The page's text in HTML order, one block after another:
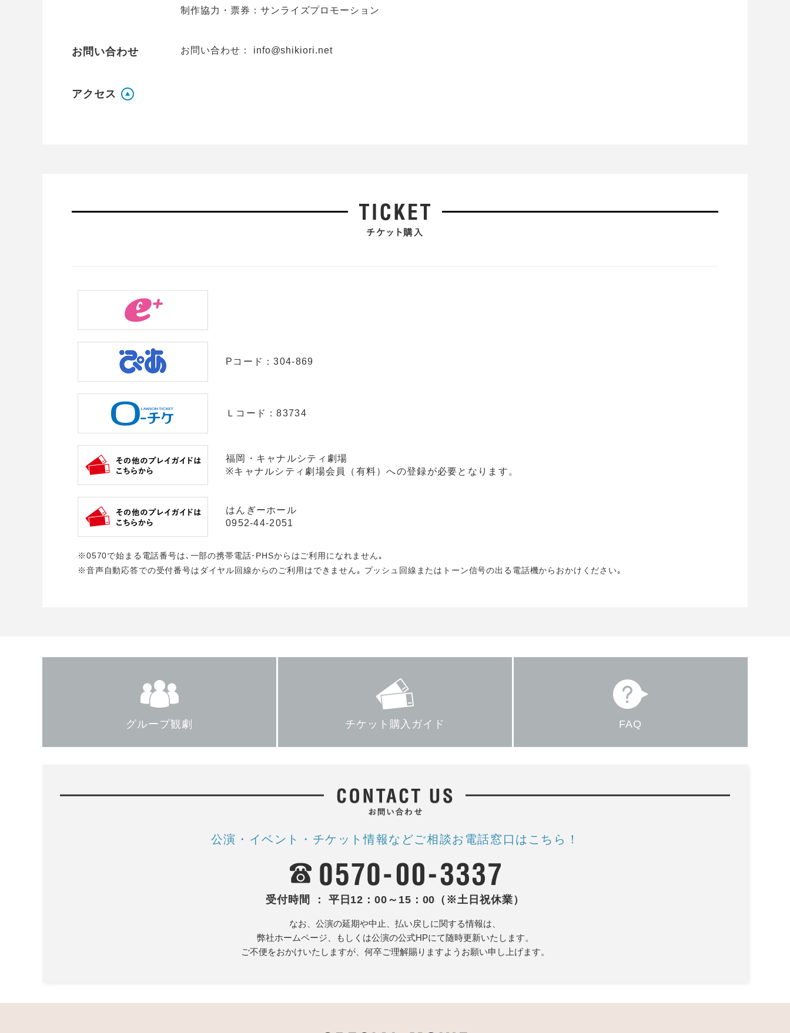
制作協力・票券：サンライズプロモーション
お問い合わせ お問い合わせ： info@shikiori.net
アクセス
Pコード：304-869
Ｌコード：83734
福岡・キャナルシティ劇場
※キャナルシティ劇場会員（有料）への登録が必要となります。
はんぎーホール
0952-44-2051
※0570で始まる電話番号は､一部の携帯電話･PHSからはご利用になれません｡
※音声自動応答での受付番号はダイヤル回線からのご利用はできません｡ プッシュ回線またはトーン信号の出る電話機からおかけください｡
グループ観劇 チケット購入ガイド FAQ
公演・イベント・チケット情報などご相談お電話窓口はこちら！
受付時間 ： 平日12：00～15：00（※土日祝休業）
なお、公演の延期や中止、払い戻しに関する情報は、
弊社ホームページ、もしくは公演の公式HPにて随時更新いたします。
ご不便をおかけいたしますが、何卒ご理解賜りますようお願い申し上げます。